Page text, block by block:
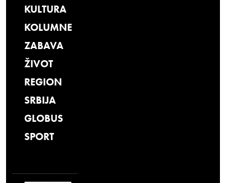
KULTURA
KOLUMNE
ZABAVA
ŽIVOT
REGION
SRBIJA
GLOBUS
SPORT